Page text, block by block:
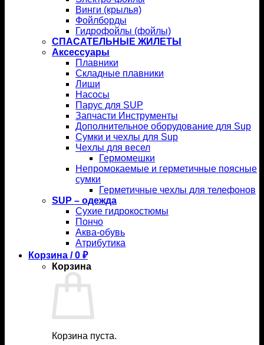
Винги (крылья)
Фойлборды
Гидрофойлы (фойлы)
СПАСАТЕЛЬНЫЕ ЖИЛЕТЫ
Аксессуары
Плавники
Складные плавники
Лиши
Насосы
Парус для SUP
Запчасти Инструменты
Дополнительное оборудование для Sup
Сумки и чехлы для Sup
Чехлы для весел
Гермомешки
Непромокаемые и герметичные поясные
сумки
Герметичные чехлы для телефонов
SUP – одежда
Сухие гидрокостюмы
Пончо
Аква-обувь
Атрибутика
Корзина /0 ₽
Корзина
Корзина пуста.